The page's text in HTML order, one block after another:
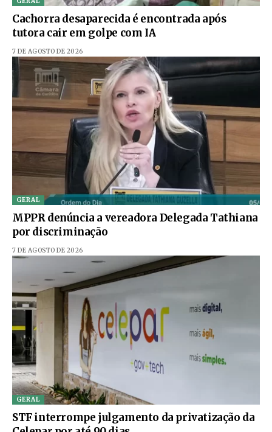
Cachorra desaparecida é encontrada após
tutora cair em golpe com IA
7 DE AGOSTO DE 2026
GERAL
MPPR denúncia a vereadora Delegada Tathiana
por discriminação
7 DE AGOSTO DE 2026
GERAL
STF interrompe julgamento da privatização da